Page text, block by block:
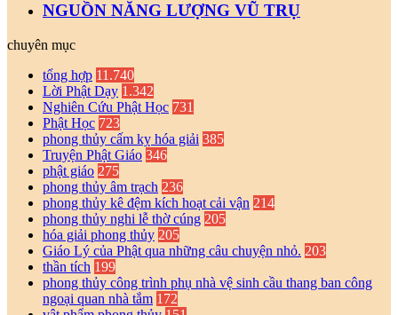
NGUỒN NĂNG LƯỢNG VŨ TRỤ
chuyên mục
tổng hợp 11.740
Lời Phật Dạy 1.342
Nghiên Cứu Phật Học 731
Phật Học 723
phong thủy cấm kỵ hóa giải 385
Truyện Phật Giáo 346
phật giáo 275
phong thủy âm trạch 236
phong thủy kê đệm kích hoạt cải vận 214
phong thủy nghi lễ thờ cúng 205
hóa giải phong thủy 205
Giáo Lý của Phật qua những câu chuyện nhỏ. 203
thần tích 199
phong thủy công trình phụ nhà vệ sinh cầu thang ban công
ngoại quan nhà tắm 172